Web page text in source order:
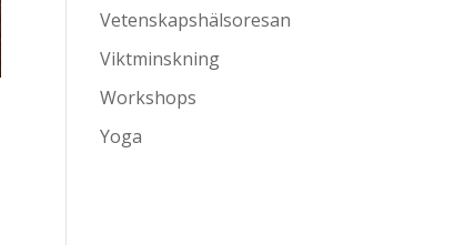
Vetenskapshälsoresan
Viktminskning
Workshops
Yoga